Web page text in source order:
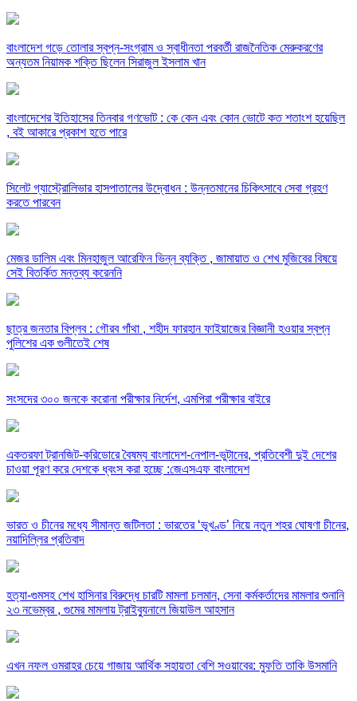
বাংলাদেশ গড়ে তোলার স্বপ্ন-সংগ্রাম ও স্বাধীনতা পরবর্তী রাজনৈতিক মেরুকরণের
অন্যতম নিয়ামক শক্তি ছিলেন সিরাজুল ইসলাম খান
বাংলাদেশের ইতিহাসের তিনবার গণভোট : কে কেন এবং কোন ভোটে কত শতাংশ হয়েছিল
, বই আকারে প্রকাশ হতে পারে
সিলেট গ্যাস্ট্রোলিভার হাসপাতালের উদ্বোধন : উন্নতমানের চিকিৎসাবে সেবা গ্রহণ
করতে পারবেন
মেজর ডালিম এবং মিনহাজুল আরেফিন ভিন্ন ব্যক্তি , জামায়াত ও শেখ মুজিবের বিষয়ে
সেই বিতর্কিত মন্তব্য করেননি
ছাত্র জনতার বিপ্লব : গৌরব গাঁথা , শহীদ ফারহান ফাইয়াজের বিজ্ঞানী হওয়ার স্বপ্ন
পুলিশের এক গুলীতেই শেষ
সংসদের ৩০০ জনকে করোনা পরীক্ষার নির্দেশ, এমপিরা পরীক্ষার বাইরে
একতরফা ট্রানজিট-করিডোরে বৈষম্য বাংলাদেশ-নেপাল-ভুটানের, প্রতিবেশী দুই দেশের
চাওয়া পূরণ করে দেশকে ধ্বংস করা হচ্ছে :জেএসএফ বাংলাদেশ
ভারত ও চীনের মধ্যে সীমান্ত জটিলতা : ভারতের ‘ভূখণ্ড’ নিয়ে নতুন শহর ঘোষণা চীনের,
নয়াদিল্লির প্রতিবাদ
হত্যা-গুমসহ শেখ হাসিনার বিরুদ্ধে চারটি মামলা চলমান, সেনা কর্মকর্তাদের মামলার শুনানি
২৩ নভেম্বর , গুমের মামলায় ট্রাইব্যুনালে জিয়াউল আহসান
এখন নফল ওমরাহর চেয়ে গাজায় আর্থিক সহায়তা বেশি সওয়াবের: মুফতি তাকি উসমানি